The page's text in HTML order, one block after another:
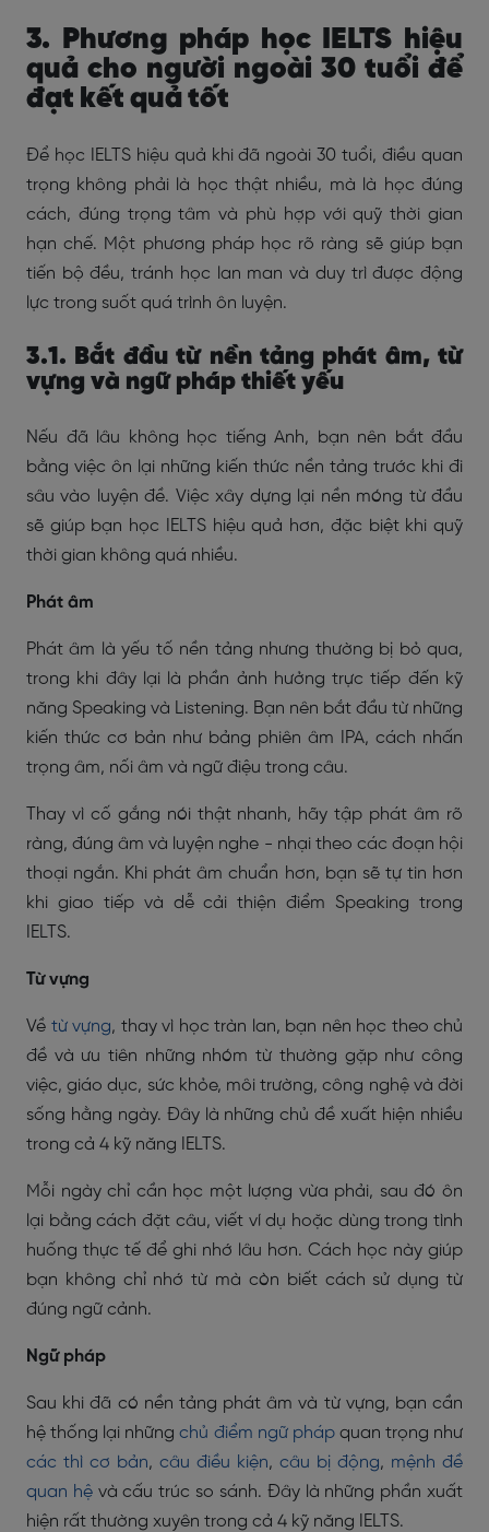
3. Phương pháp học IELTS hiệu
quả cho người ngoài 30 tuổi để
đạt kết quả tốt
Để học IELTS hiệu quả khi đã ngoài 30 tuổi, điều quan
trọng không phải là học thật nhiều, mà là học đúng
cách, đúng trọng tâm và phù hợp với quỹ thời gian
hạn chế. Một phương pháp học rõ ràng sẽ giúp bạn
tiến bộ đều, tránh học lan man và duy trì được động
lực trong suốt quá trình ôn luyện.
3.1. Bắt đầu từ nền tảng phát âm, từ
vựng và ngữ pháp thiết yếu
Nếu đã lâu không học tiếng Anh, bạn nên bắt đầu
bằng việc ôn lại những kiến thức nền tảng trước khi đi
sâu vào luyện đề. Việc xây dựng lại nền móng từ đầu
sẽ giúp bạn học IELTS hiệu quả hơn, đặc biệt khi quỹ
thời gian không quá nhiều.
Phát âm
Phát âm là yếu tố nền tảng nhưng thường bị bỏ qua,
trong khi đây lại là phần ảnh hưởng trực tiếp đến kỹ
năng Speaking và Listening. Bạn nên bắt đầu từ những
kiến thức cơ bản như bảng phiên âm IPA, cách nhấn
trọng âm, nối âm và ngữ điệu trong câu.
Thay vì cố gắng nói thật nhanh, hãy tập phát âm rõ
ràng, đúng âm và luyện nghe - nhại theo các đoạn hội
thoại ngắn. Khi phát âm chuẩn hơn, bạn sẽ tự tin hơn
khi giao tiếp và dễ cải thiện điểm Speaking trong
IELTS.
Từ vựng
Về từ vựng, thay vì học tràn lan, bạn nên học theo chủ
đề và ưu tiên những nhóm từ thường gặp như công
việc, giáo dục, sức khỏe, môi trường, công nghệ và đời
sống hằng ngày. Đây là những chủ đề xuất hiện nhiều
trong cả 4 kỹ năng IELTS.
Mỗi ngày chỉ cần học một lượng vừa phải, sau đó ôn
lại bằng cách đặt câu, viết ví dụ hoặc dùng trong tình
huống thực tế để ghi nhớ lâu hơn. Cách học này giúp
bạn không chỉ nhớ từ mà còn biết cách sử dụng từ
đúng ngữ cảnh.
Ngữ pháp
Sau khi đã có nền tảng phát âm và từ vựng, bạn cần
hệ thống lại nhữngchủ điểm ngữ phápquan trọng như
các thì cơ bản, câu điều kiện, câu bị động, mệnh đề
quan hệvà cấu trúc so sánh. Đây là những phần xuất
hiện rất thường xuyên trong cả 4 kỹ năng IELTS.